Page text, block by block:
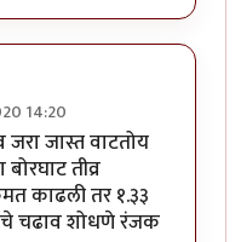
14:20
चौकटराजा
जास्त वाटतोय
तीव्र
काढली तर १.३३
चढाव शोधणे रंजक